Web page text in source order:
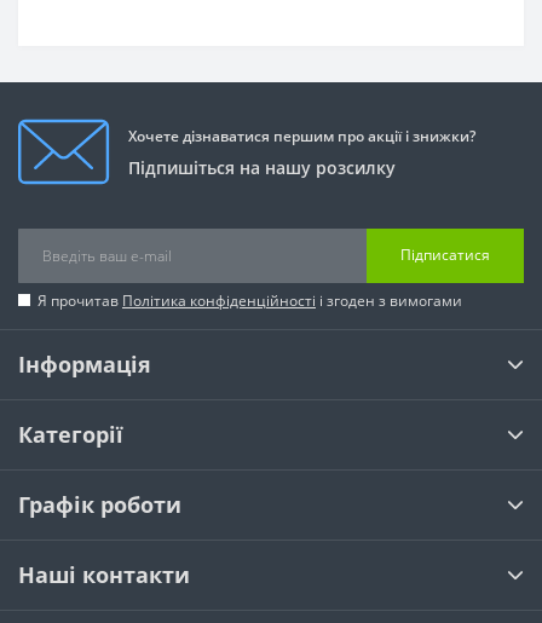
Хочете дізнаватися першим про акції і знижки?
Підпишіться на нашу розсилку
Підписатися
Я прочитав Політика конфіденційності і згоден з вимогами
Інформація
Категорії
Графік роботи
Наші контакти